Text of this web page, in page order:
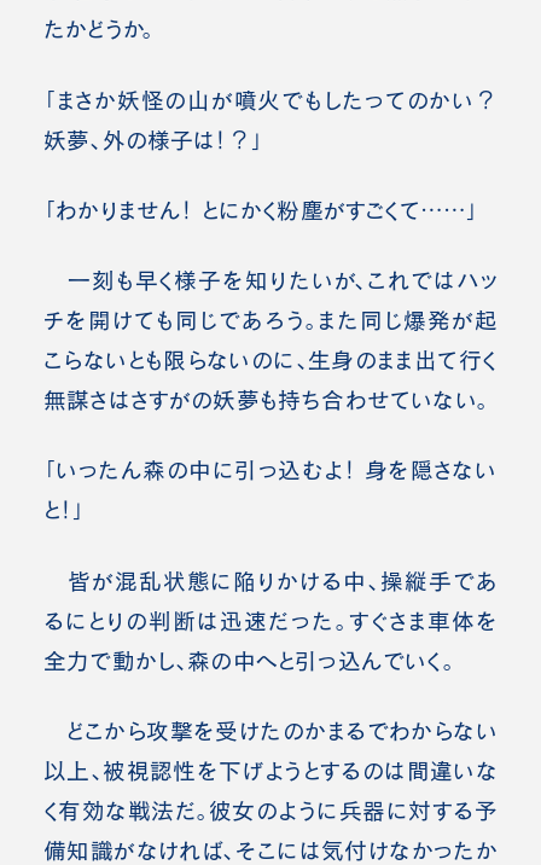
たかどうか。
「まさか妖怪の山が噴火でもしたってのかい？
妖夢、外の様子は！？」
「わかりません！ とにかく粉塵がすごくて……」
一刻も早く様子を知りたいが、これではハッ
チを開けても同じであろう。また同じ爆発が起
こらないとも限らないのに、生身のまま出て行く
無謀さはさすがの妖夢も持ち合わせていない。
「いったん森の中に引っ込むよ！ 身を隠さない
と！」
皆が混乱状態に陥りかける中、操縦手であ
るにとりの判断は迅速だった。すぐさま車体を
全力で動かし、森の中へと引っ込んでいく。
どこから攻撃を受けたのかまるでわからない
以上、被視認性を下げようとするのは間違いな
く有効な戦法だ。彼女のように兵器に対する予
備知識がなければ、そこには気付けなかったか